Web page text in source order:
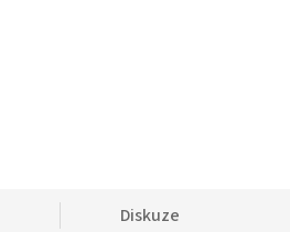
Diskuze